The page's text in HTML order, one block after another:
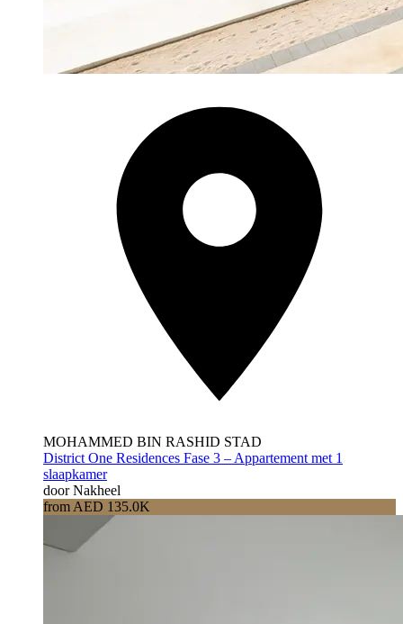
MOHAMMED BIN RASHID STAD
District One Residences Fase 3 – Appartement met 1
slaapkamer
door Nakheel
from AED 135.0K